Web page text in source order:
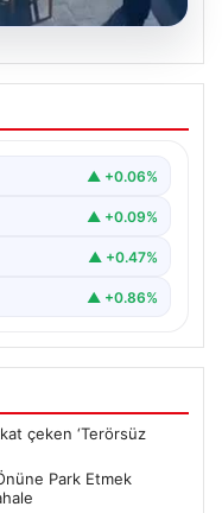
Kafe
Sürücüye
gündeme damgasını
▲ +0.06%
▲ +0.09%
▲ +0.47%
▲ +0.86%
çeken ‘Terörsüz
Park Etmek